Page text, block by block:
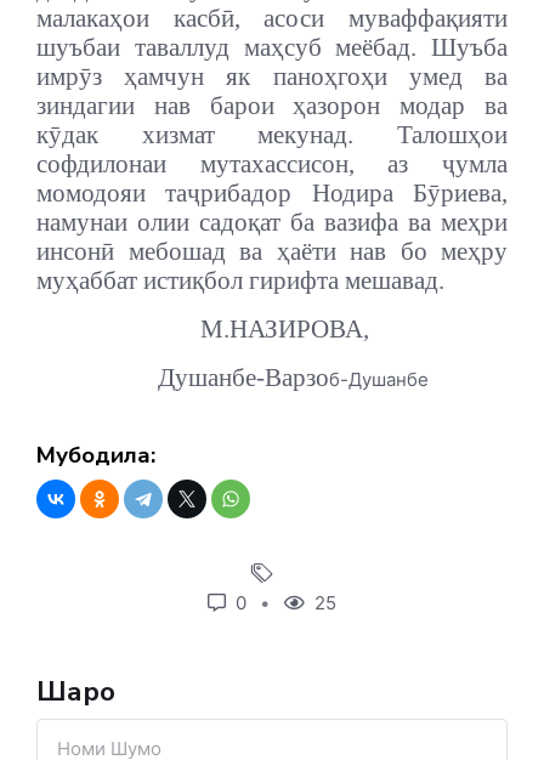
малакаҳои касбӣ, асоси муваффақияти
шуъбаи таваллуд маҳсуб меёбад. Шуъба
имрӯз ҳамчун як паноҳгоҳи умед ва
зиндагии нав барои ҳазорон модар ва
кӯдак хизмат мекунад. Талошҳои
софдилонаи мутахассисон, аз ҷумла
момодояи таҷрибадор Нодира Бӯриева,
намунаи олии садоқат ба вазифа ва меҳри
инсонӣ мебошад ва ҳаёти нав бо меҳру
муҳаббат истиқбол гирифта мешавад.
М.НАЗИРОВА,
Душанбе-Варзоб-Душанбе
Мубодила:
0 25
Шарҳҳо